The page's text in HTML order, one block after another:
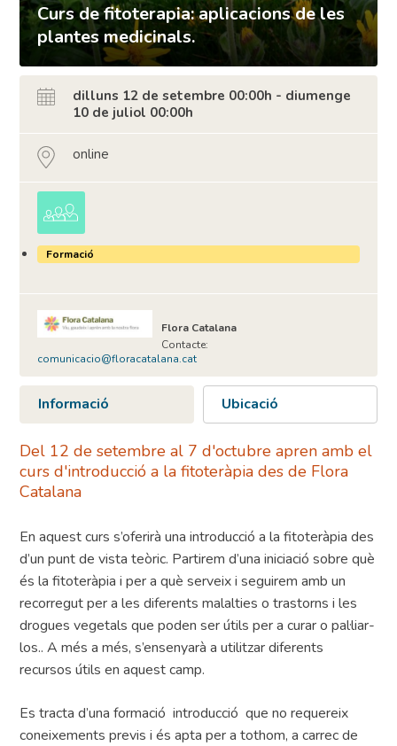
Curs de fitoterapia: aplicacions de les
plantes medicinals.
dilluns 12 de setembre 00:00h - diumenge
10 de juliol 00:00h
online
Formació
Flora Catalana
Contacte:
comunicacio@floracatalana.cat
Informació Ubicació
Del 12 de setembre al 7 d'octubre apren amb el
curs d'introducció a la fitoteràpia des de Flora
Catalana
En aquest curs s’oferirà una introducció a la fitoteràpia des
d’un punt de vista teòric. Partirem d’una iniciació sobre què
és la fitoteràpia i per a què serveix i seguirem amb un
recorregut per a les diferents malalties o trastorns i les
drogues vegetals que poden ser útils per a curar o pal·liar-
los.. A més a més, s’ensenyarà a utilitzar diferents
recursos útils en aquest camp.
Es tracta d’una formació introducció que no requereix
coneixements previs i és apta per a tothom, a carrec de